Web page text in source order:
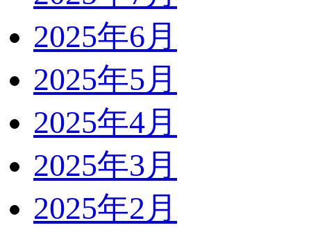
2025年6月
2025年5月
2025年4月
2025年3月
2025年2月